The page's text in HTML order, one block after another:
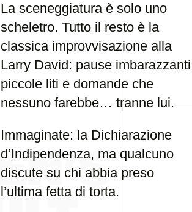
La sceneggiatura è solo uno
scheletro. Tutto il resto è la
classica improvvisazione alla
Larry David: pause
piccole liti e domande che
nessuno farebbe… tranne lui.
Immaginate: la Dichiarazione
d’Indipendenza, ma qualcuno
discute su chi abbia preso
l’ultima fetta di torta.